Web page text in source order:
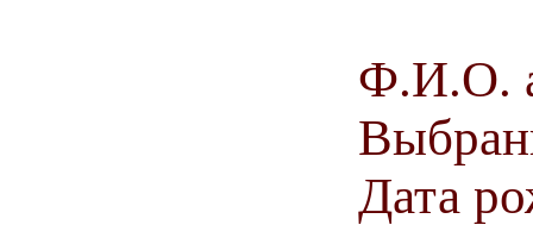
Ф.И.О.
Дата